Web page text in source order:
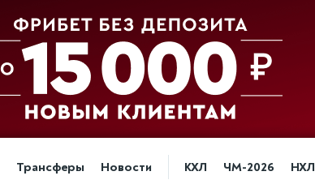
Трансферы Новости КХЛ ЧМ-2026 НХЛ